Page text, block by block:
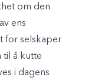
om den
ens
for selskaper
til å kutte
i dagens